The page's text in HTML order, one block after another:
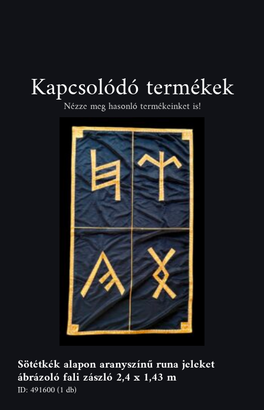
Kapcsolódó termékek
Nézze meg hasonló termékeinket is!
Sötétkék alapon aranyszínű runa jeleket
ábrázoló fali zászló 2,4 x 1,43 m
ID: 491600(1 db)